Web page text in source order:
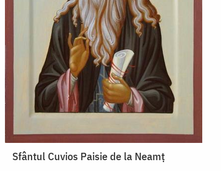
Sfântul Cuvios Paisie de la Neamț